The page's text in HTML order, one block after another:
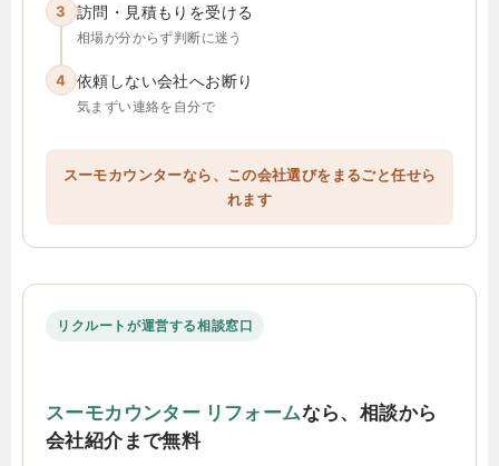
3 訪問・見積もりを受ける
相場が分からず判断に迷う
4 依頼しない会社へお断り
気まずい連絡を自分で
スーモカウンターなら、この会社選びをまるごと任せら
れます
リクルートが運営する相談窓口
スーモカウンター リフォームなら、相談から
会社紹介まで無料